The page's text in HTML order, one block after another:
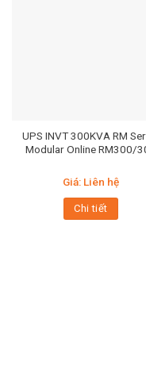
UPS INVT 300KVA RM
Modular Online RM300/
Giá: Liên hệ
Chi tiết